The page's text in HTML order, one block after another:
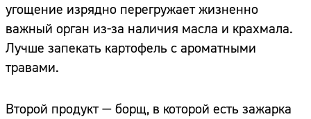
угощение изрядно перегружает жизненно
важный орган из-за наличия масла и крахмала.
Лучше запекать картофель с ароматными
травами.
Второй продукт — борщ, в которой есть зажарка